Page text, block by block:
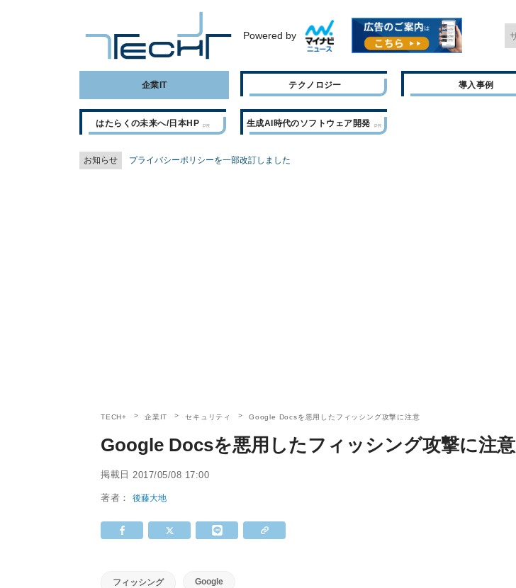
Powered by
企業IT テクノロジー 導入事例
はたらくの未来へ/日本HP 生成AI時代のソフトウェア開発
お知らせ プライバシーポリシーを一部改訂しました
TECH+ 企業IT セキュリティ Google Docsを悪用したフィッシング攻撃に注意
Google Docsを悪用したフィッシング攻撃に注意
掲載日 2017/05/08 17:00
著者：後藤大地
フィッシング Google